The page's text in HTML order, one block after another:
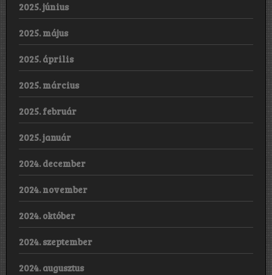
2025. június
2025. május
2025. április
2025. március
2025. február
2025. január
2024. december
2024. november
2024. október
2024. szeptember
2024. augusztus